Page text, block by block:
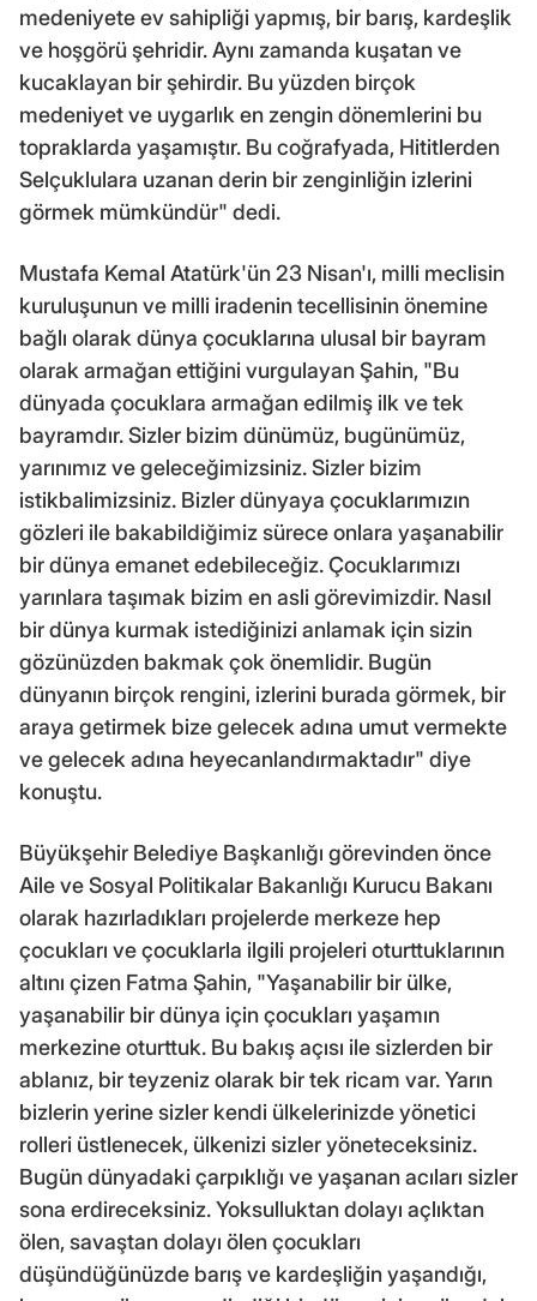
medeniyete ev sahipliği yapmış, bir barış, kardeşlik
ve hoşgörü şehridir. Aynı zamanda kuşatan ve
kucaklayan bir şehirdir. Bu yüzden birçok
medeniyet ve uygarlık en zengin dönemlerini bu
topraklarda yaşamıştır. Bu coğrafyada, Hititlerden
Selçuklulara uzanan derin bir zenginliğin izlerini
görmek mümkündür" dedi.
Mustafa Kemal Atatürk'ün 23 Nisan'ı, milli meclisin
kuruluşunun ve milli iradenin tecellisinin önemine
bağlı olarak dünya çocuklarına ulusal bir bayram
olarak armağan ettiğini vurgulayan Şahin, "Bu
dünyada çocuklara armağan edilmiş ilk ve tek
bayramdır. Sizler bizim dünümüz, bugünümüz,
yarınımız ve geleceğimizsiniz. Sizler bizim
istikbalimizsiniz. Bizler dünyaya çocuklarımızın
gözleri ile bakabildiğimiz sürece onlara yaşanabilir
bir dünya emanet edebileceğiz. Çocuklarımızı
yarınlara taşımak bizim en asli görevimizdir. Nasıl
bir dünya kurmak istediğinizi anlamak için sizin
gözünüzden bakmak çok önemlidir. Bugün
dünyanın birçok rengini, izlerini burada görmek, bir
araya getirmek bize gelecek adına umut vermekte
ve gelecek adına heyecanlandırmaktadır" diye
konuştu.
Büyükşehir Belediye Başkanlığı görevinden önce
Aile ve Sosyal Politikalar Bakanlığı Kurucu Bakanı
olarak hazırladıkları projelerde merkeze hep
çocukları ve çocuklarla ilgili projeleri oturttuklarının
altını çizen Fatma Şahin, "Yaşanabilir bir ülke,
yaşanabilir bir dünya için çocukları yaşamın
merkezine oturttuk. Bu bakış açısı ile sizlerden bir
ablanız, bir teyzeniz olarak bir tek ricam var. Yarın
bizlerin yerine sizler kendi ülkelerinizde yönetici
rolleri üstlenecek, ülkenizi sizler yöneteceksiniz.
Bugün dünyadaki çarpıklığı ve yaşanan acıları sizler
sona erdireceksiniz. Yoksulluktan dolayı açlıktan
ölen, savaştan dolayı ölen çocukları
düşündüğünüzde barış ve kardeşliğin yaşandığı,